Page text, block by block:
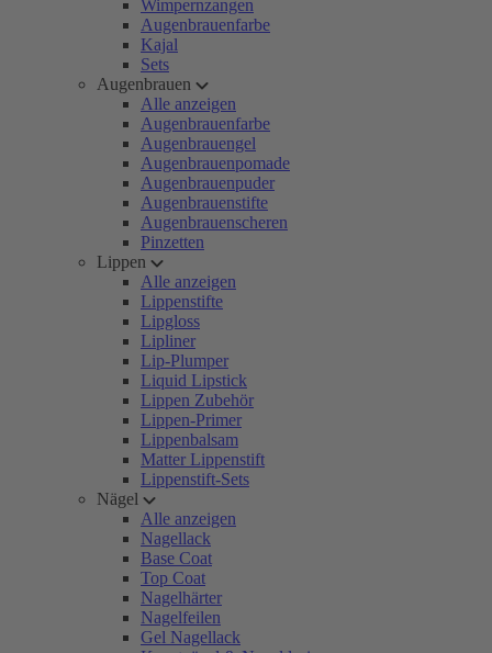
Wimpernzangen
Augenbrauenfarbe
Kajal
Sets
Augenbrauen
Alle anzeigen
Augenbrauenfarbe
Augenbrauengel
Augenbrauenpomade
Augenbrauenpuder
Augenbrauenstifte
Augenbrauenscheren
Pinzetten
Lippen
Alle anzeigen
Lippenstifte
Lipgloss
Lipliner
Lip-Plumper
Liquid Lipstick
Lippen Zubehör
Lippen-Primer
Lippenbalsam
Matter Lippenstift
Lippenstift-Sets
Nägel
Alle anzeigen
Nagellack
Base Coat
Top Coat
Nagelhärter
Nagelfeilen
Gel Nagellack